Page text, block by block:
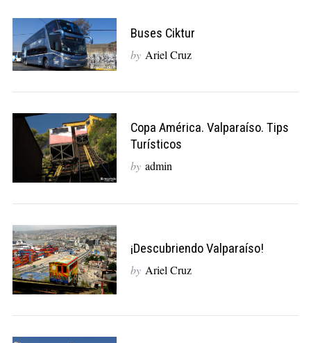
Buses Ciktur
by Ariel Cruz
Copa América. Valparaíso. Tips
Turísticos
by admin
¡Descubriendo Valparaíso!
by Ariel Cruz